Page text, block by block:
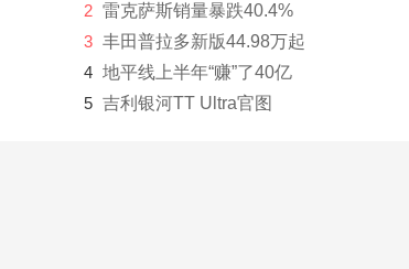
蓝电(1390)
岚图(3743)
劳斯莱斯(3808)
2 雷克萨斯销量暴跌40.4%
3 丰田普拉多新版44.98万起
4 地平线上半年“赚”了40亿
5 吉利银河TT Ultra官图